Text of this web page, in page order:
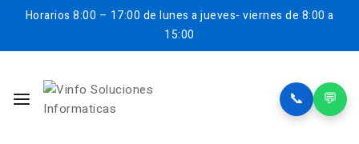
Horarios 8:00 – 17:00 de lunes a jueves- viernes de 8:00 a
15:00
📞 💬